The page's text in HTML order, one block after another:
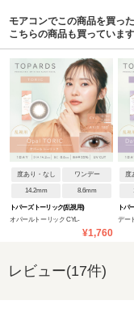
モアコンでこの商品を買った
こちらの商品も買っています
度あり・なし ワンデー
14.2mm 8.6mm
トパーズ トーリック(乱視用)
オパールトーリック CYL-
¥1,760
度
トパ
デー
レビュー(17件)